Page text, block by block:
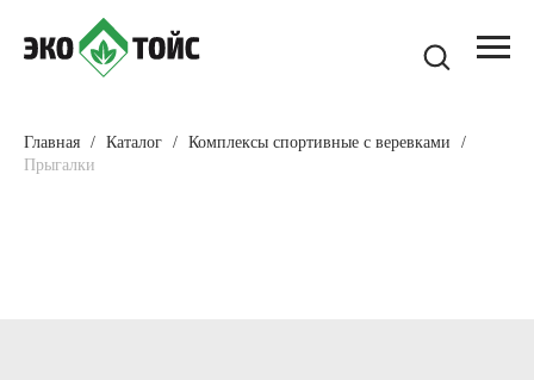
Главная Каталог
Комплексы спортивные с веревками
Прыгалки